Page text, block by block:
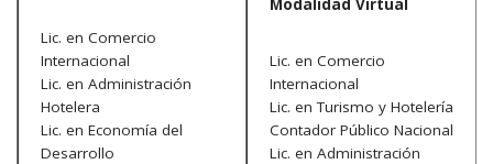
Lic. en Comercio
Internacional
Lic. en Administración
Hotelera
Lic. en Economía del
Desarrollo
Modalidad Virtual
Lic. en Comercio
Internacional
Lic. en Turismo y Hotelería
Contador Público Nacional
Lic. en Administración